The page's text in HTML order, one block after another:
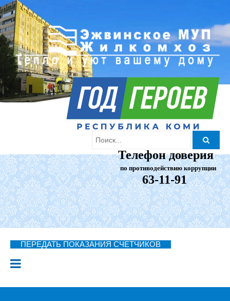
Телефон доверия
по противодействию коррупции
63-11-91
ПЕРЕДАТЬ ПОКАЗАНИЯ СЧЕТЧИКОВ